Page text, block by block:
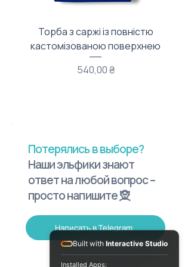
Торба з саржі із повністю
кастомізованою поверхнею
Цена
540,00 ₴
Потерялись в выборе?
Наши эльфики знают
ответ на любой вопрос –
просто напишите 🧝
Написать в Telegram
Built with Interactive Studio
Installed Apps: